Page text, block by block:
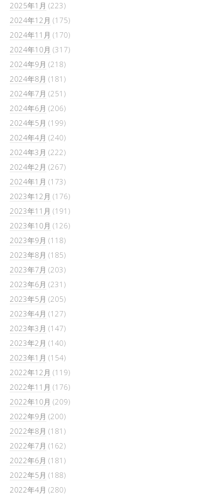
2025年1月 (223)
2024年12月 (175)
2024年11月 (170)
2024年10月 (317)
2024年9月 (218)
2024年8月 (181)
2024年7月 (251)
2024年6月 (206)
2024年5月 (199)
2024年4月 (240)
2024年3月 (222)
2024年2月 (267)
2024年1月 (173)
2023年12月 (176)
2023年11月 (191)
2023年10月 (126)
2023年9月 (118)
2023年8月 (185)
2023年7月 (203)
2023年6月 (231)
2023年5月 (205)
2023年4月 (127)
2023年3月 (147)
2023年2月 (140)
2023年1月 (154)
2022年12月 (119)
2022年11月 (176)
2022年10月 (209)
2022年9月 (200)
2022年8月 (181)
2022年7月 (162)
2022年6月 (181)
2022年5月 (188)
2022年4月 (280)